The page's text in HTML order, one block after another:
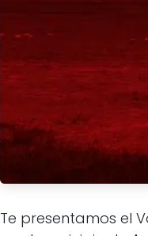
Te presentamos el